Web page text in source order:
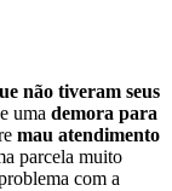
não tiveram seus
uma demora para
mau atendimento
parcela muito
com a